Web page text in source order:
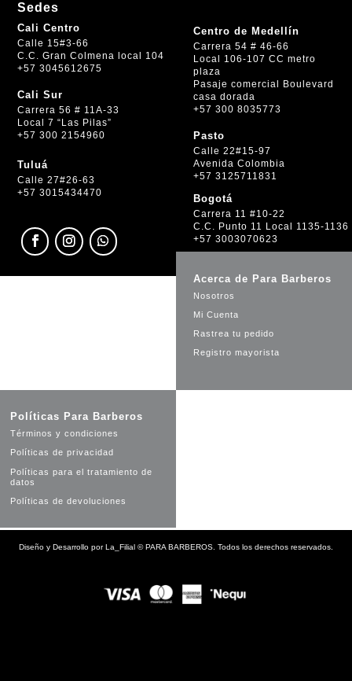
Sedes
Cali Centro
Calle 15#3-66
C.C. Gran Colmena local 104
+57 3045612675
Cali Sur
Carrera 56 # 11A-33
Local 7 “Las Pilas”
+57 300 2154960
Tuluá
Calle 27#26-63
+57 3015434470
Centro de Medellín
Carrera 54 # 46-66
Local 106-107 CC metro
plaza
Pasaje comercial Boulevard
casa dorada
+57 300 8035773
Pasto
Calle 22#15-97
Avenida Colombia
+57 3125711831
Bogotá
Carrera 11 #10-22
C.C. Punto 11 Local 1135-1136
+57 3003070623
Acerca de Para Barberos
Nosotros
Mi Cuenta
Rastrea tu pedido
Registro mayorista
Políticas Para Barberos
Términos y condiciones
Políticas de privacidad
Políticas para el tratamiento de
datos
Políticas de devoluciones
Diseño y Desarrollo porLa_Filial ©PARA BARBEROS. Todos los derechos reservados.